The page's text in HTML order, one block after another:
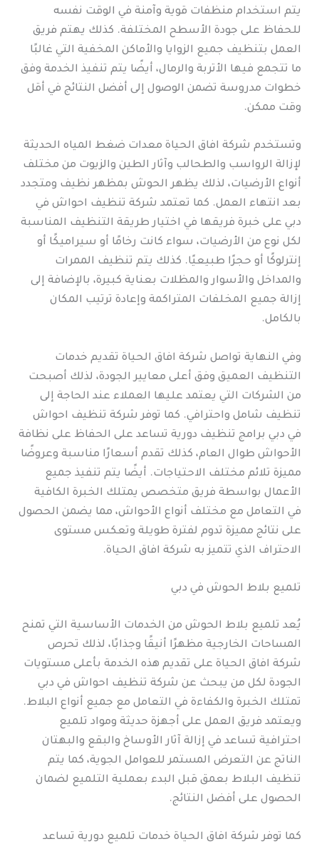
يتم استخدام منظفات قوية وآمنة في الوقت نفسه
للحفاظ على جودة الأسطح المختلفة. كذلك يهتم فريق
العمل بتنظيف جميع الزوايا والأماكن المخفية التي غالبًا
ما تتجمع فيها الأتربة والرمال، أيضًا يتم تنفيذ الخدمة وفق
خطوات مدروسة تضمن الوصول إلى أفضل النتائج في أقل
وقت ممكن.
وتستخدم شركة افاق الحياة معدات ضغط المياه الحديثة
لإزالة الرواسب والطحالب وآثار الطين والزيوت من مختلف
أنواع الأرضيات، لذلك يظهر الحوش بمظهر نظيف ومتجدد
بعد انتهاء العمل. كما تعتمد شركة تنظيف احواش في
دبي على خبرة فريقها في اختيار طريقة التنظيف المناسبة
لكل نوع من الأرضيات، سواء كانت رخامًا أو سيراميكًا أو
إنترلوكًا أو حجرًا طبيعيًا. كذلك يتم تنظيف الممرات
والمداخل والأسوار والمظلات بعناية كبيرة، بالإضافة إلى
إزالة جميع المخلفات المتراكمة وإعادة ترتيب المكان
بالكامل.
وفي النهاية تواصل شركة افاق الحياة تقديم خدمات
التنظيف العميق وفق أعلى معايير الجودة، لذلك أصبحت
من الشركات التي يعتمد عليها العملاء عند الحاجة إلى
تنظيف شامل واحترافي. كما توفر شركة تنظيف احواش
في دبي برامج تنظيف دورية تساعد على الحفاظ على نظافة
الأحواش طوال العام، كذلك تقدم أسعارًا مناسبة وعروضًا
مميزة تلائم مختلف الاحتياجات. أيضًا يتم تنفيذ جميع
الأعمال بواسطة فريق متخصص يمتلك الخبرة الكافية
في التعامل مع مختلف أنواع الأحواش، مما يضمن الحصول
على نتائج مميزة تدوم لفترة طويلة وتعكس مستوى
الاحتراف الذي تتميز به شركة افاق الحياة.
تلميع بلاط الحوش في دبي
يُعد تلميع بلاط الحوش من الخدمات الأساسية التي تمنح
المساحات الخارجية مظهرًا أنيقًا وجذابًا، لذلك تحرص
شركة افاق الحياة على تقديم هذه الخدمة بأعلى مستويات
الجودة لكل من يبحث عن شركة تنظيف احواش في دبي
تمتلك الخبرة والكفاءة في التعامل مع جميع أنواع البلاط.
ويعتمد فريق العمل على أجهزة حديثة ومواد تلميع
احترافية تساعد في إزالة آثار الأوساخ والبقع والبهتان
الناتج عن التعرض المستمر للعوامل الجوية، كما يتم
تنظيف البلاط بعمق قبل البدء بعملية التلميع لضمان
الحصول على أفضل النتائج.
كما توفر شركة افاق الحياة خدمات تلميع دورية تساعد